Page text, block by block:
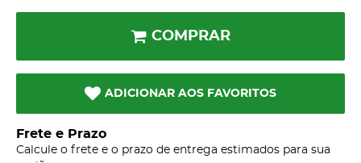
COMPRAR
ADICIONAR AOS FAVORITOS
Frete e Prazo
Calcule o frete e o prazo de entrega estimados para sua